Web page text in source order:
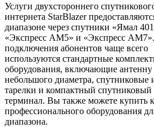
Услуги двухстороннего
интернета StarBlazer
диапазоне через спутники «Ямал
«Экспресс АМ5» и «Экспресс
подключения абонентов чаще всего
используются стандартные
оборудования, включающие антенну
небольшого диаметра, спутниковые
тарелки и компактный спутниковый
терминал. Вы также можете купить
профессионального оборудования
диапазона.